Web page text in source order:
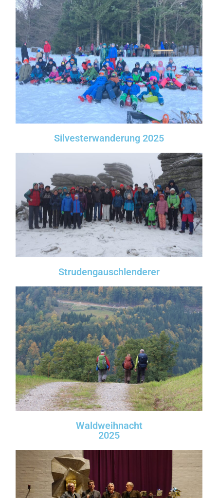
Silvesterwanderung 2025
Strudengauschlenderer
Waldweihnacht
2025